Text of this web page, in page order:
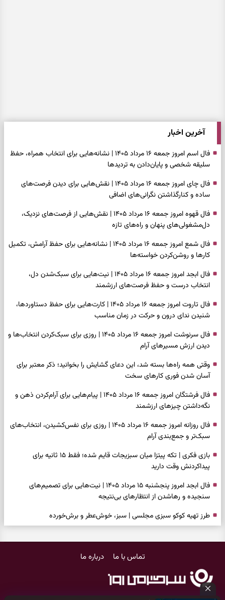
آخرین اخبار
فال اسم امروز جمعه ۱۶ مرداد ۱۴۰۵ | نشانه‌هایی برای انتخاب همراه، حفظ
سلیقه شخصی و پایان‌دادن به تردیدها
فال چای امروز جمعه ۱۶ مرداد ۱۴۰۵ | نقش‌هایی برای دیدن فرصت‌های
ساده و کنارگذاشتن نگرانی‌های اضافی
فال قهوه امروز جمعه ۱۶ مرداد ۱۴۰۵ | نقش‌هایی از فرصت‌های نزدیک،
دل‌مشغولی‌های پنهان و راه‌های تازه
فال شمع امروز جمعه ۱۶ مرداد ۱۴۰۵ | نشانه‌هایی برای حفظ آرامش، تکمیل
کارها و روشن‌کردن خواسته‌ها
فال ابجد امروز جمعه ۱۶ مرداد ۱۴۰۵ | نیت‌هایی برای سبک‌شدن دل،
انتخاب درست و حفظ فرصت‌های ارزشمند
فال تاروت امروز جمعه ۱۶ مرداد ۱۴۰۵ | کارت‌هایی برای حفظ دستاوردها،
شنیدن ندای درون و حرکت در زمان مناسب
فال سرنوشت امروز جمعه ۱۶ مرداد ۱۴۰۵ | روزی برای سبک‌کردن انتخاب‌ها و
دیدن ارزش مسیرهای آرام
وقتی همه راه‌ها بسته شد، این دعای گشایش را بخوانید؛ ذکر معتبر برای
آسان شدن فوری کارهای سخت
فال فرشتگان امروز جمعه ۱۶ مرداد ۱۴۰۵ | پیام‌هایی برای آرام‌کردن ذهن و
نگه‌داشتن چیزهای ارزشمند
فال روزانه امروز جمعه ۱۶ مرداد ۱۴۰۵ | روزی برای نفس‌کشیدن، انتخاب‌های
سبک‌تر و جمع‌بندی آرام
بازی فکری | تکه پیتزا میان سبزیجات قایم شده؛ فقط ۱۵ ثانیه برای
پیداکردنش وقت دارید
فال ابجد امروز پنجشنبه ۱۵ مرداد ۱۴۰۵ | نیت‌هایی برای تصمیم‌های
سنجیده و رهاشدن از انتظارهای بی‌نتیجه
طرز تهیه کوکو سبزی مجلسی | سبز، خوش‌عطر و برش‌خورده
باارزش‌ترین چیز زندگی‌تان را نشان می‌دهد
تماس با ما درباره ما